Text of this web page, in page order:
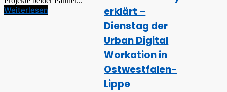
Weiterlesen
erklärt –
Dienstag der
Urban Digital
Workation in
Ostwestfalen-
Lippe